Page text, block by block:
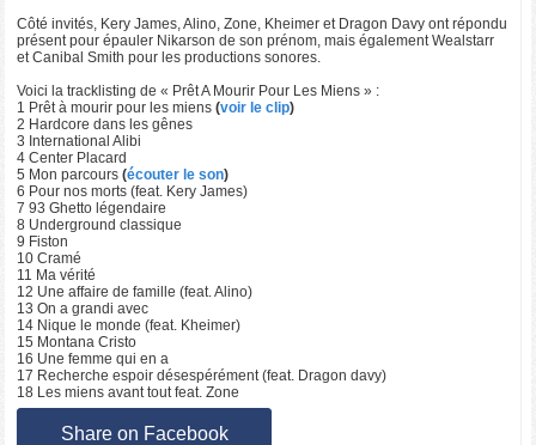
Côté invités, Kery James, Alino, Zone, Kheimer et Dragon Davy ont répondu
présent pour épauler Nikarson de son prénom, mais également Wealstarr
et Canibal Smith pour les productions sonores.
Voici la tracklisting de « Prêt A Mourir Pour Les Miens » :
1 Prêt à mourir pour les miens(voir le clip)
2 Hardcore dans les gênes
3 International Alibi
4 Center Placard
5 Mon parcours(écouter le son)
6 Pour nos morts (feat. Kery James)
7 93 Ghetto légendaire
8 Underground classique
9 Fiston
10 Cramé
11 Ma vérité
12 Une affaire de famille (feat. Alino)
13 On a grandi avec
14 Nique le monde (feat. Kheimer)
15 Montana Cristo
16 Une femme qui en a
17 Recherche espoir désespérément (feat. Dragon davy)
18 Les miens avant tout feat. Zone
Share on Facebook